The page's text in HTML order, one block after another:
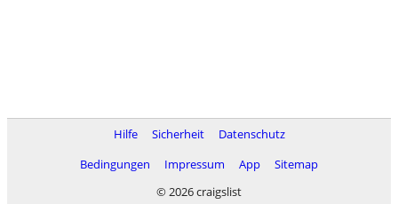
Hilfe Sicherheit
Datenschutz
Bedingungen
Impressum App
Sitemap
© 2026 craigslist